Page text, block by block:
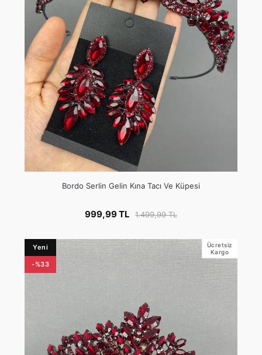
Bordo Serlin Gelin Kına Tacı Ve Küpesi
999,99 TL 1.499,99 TL
Yeni
-%33
Ücretsiz
Kargo